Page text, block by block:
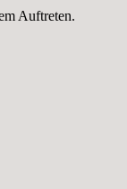
Auftreten.